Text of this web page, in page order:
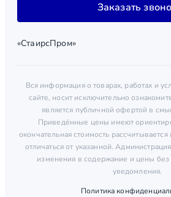
Заказать
«СтаирсПром»
Вся информация о товарах, работах и
сайте, носит исключительно
является публичной офертой в
Приведённые цены имеют
окончательная стоимость
отличаться от указанной.
изменения в содержание и цены без
уведомления.
Политика